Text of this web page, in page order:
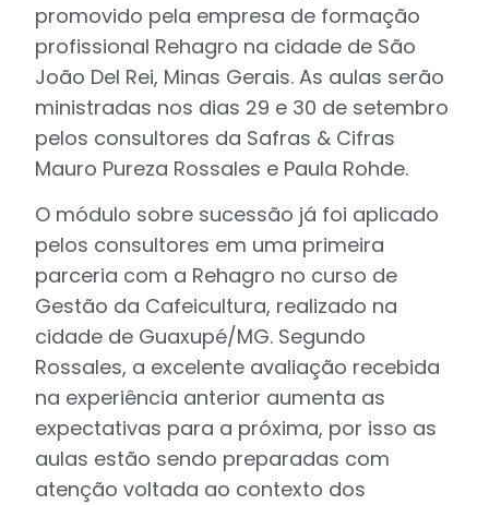
promovido pela empresa de formação
profissional Rehagro na cidade de São
João Del Rei, Minas Gerais. As aulas serão
ministradas nos dias 29 e 30 de setembro
pelos consultores da Safras & Cifras
Mauro Pureza Rossales e Paula Rohde.
O módulo sobre sucessão já foi aplicado
pelos consultores em uma primeira
parceria com a Rehagro no curso de
Gestão da Cafeicultura, realizado na
cidade de Guaxupé/MG. Segundo
Rossales, a excelente avaliação recebida
na experiência anterior aumenta as
expectativas para a próxima, por isso as
aulas estão sendo preparadas com
atenção voltada ao contexto dos